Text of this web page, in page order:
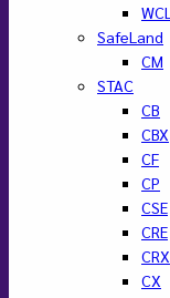
WCL
SafeLand
CM
STAC
CB
CBX
CF
CP
CSE
CRE
CRX
CX